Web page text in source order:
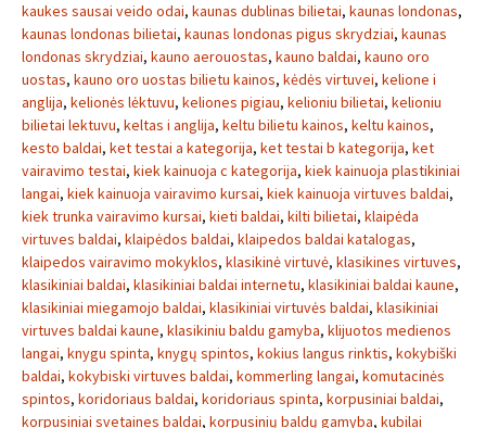
kaukes sausai veido odai, kaunas dublinas bilietai, kaunas londonas,
kaunas londonas bilietai, kaunas londonas pigus skrydziai, kaunas
londonas skrydziai, kauno aerouostas, kauno baldai, kauno oro
uostas, kauno oro uostas bilietu kainos, kėdės virtuvei, kelione i
anglija, kelionės lėktuvu, keliones pigiau, kelioniu bilietai, kelioniu
bilietai lektuvu, keltas i anglija, keltu bilietu kainos, keltu kainos,
kesto baldai, ket testai a kategorija, ket testai b kategorija, ket
vairavimo testai, kiek kainuoja c kategorija, kiek kainuoja plastikiniai
langai, kiek kainuoja vairavimo kursai, kiek kainuoja virtuves baldai,
kiek trunka vairavimo kursai, kieti baldai, kilti bilietai, klaipėda
virtuves baldai, klaipėdos baldai, klaipedos baldai katalogas,
klaipedos vairavimo mokyklos, klasikinė virtuvė, klasikines virtuves,
klasikiniai baldai, klasikiniai baldai internetu, klasikiniai baldai kaune,
klasikiniai miegamojo baldai, klasikiniai virtuvės baldai, klasikiniai
virtuves baldai kaune, klasikiniu baldu gamyba, klijuotos medienos
langai, knygu spinta, knygų spintos, kokius langus rinktis, kokybiški
baldai, kokybiski virtuves baldai, kommerling langai, komutacinės
spintos, koridoriaus baldai, koridoriaus spinta, korpusiniai baldai,
korpusiniai svetaines baldai, korpusinių baldų gamyba, kubilai